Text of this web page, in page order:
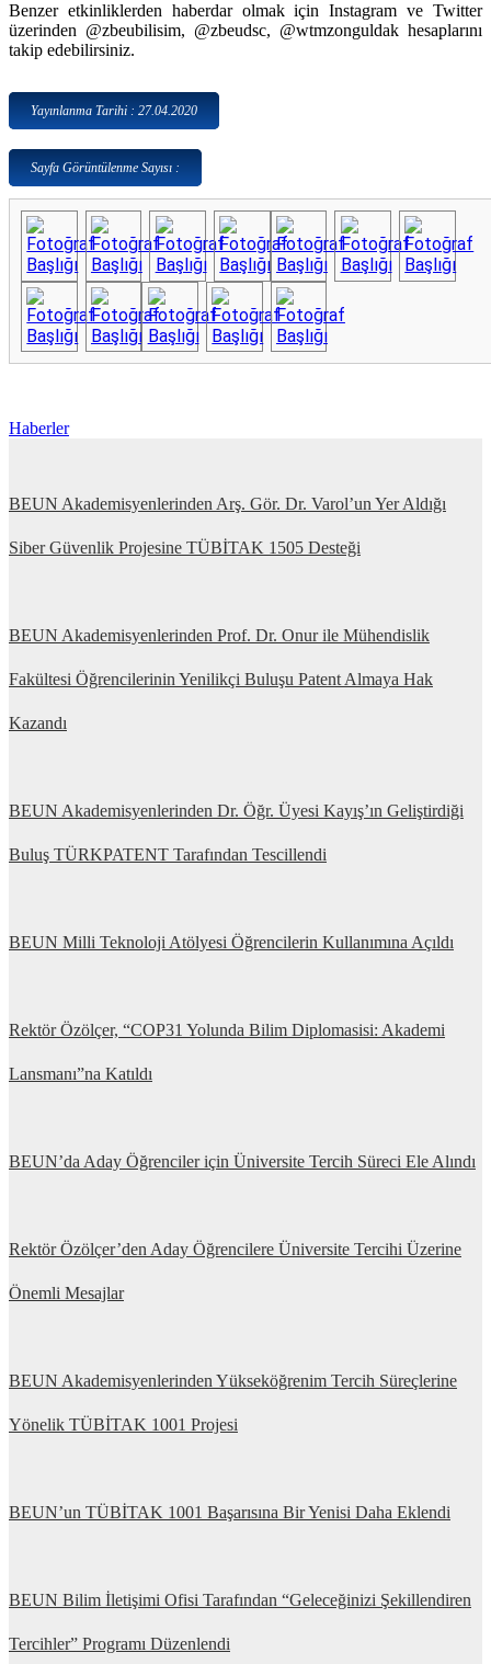
Benzer etkinliklerden haberdar olmak için Instagram ve Twitter
üzerinden @zbeubilisim, @zbeudsc, @wtmzonguldak hesaplarını
takip edebilirsiniz.
Yayınlanma Tarihi : 27.04.2020
Sayfa Görüntülenme Sayısı :
Haberler
BEUN Akademisyenlerinden Arş. Gör. Dr. Varol’un Yer Aldığı
Siber Güvenlik Projesine TÜBİTAK 1505 Desteği
BEUN Akademisyenlerinden Prof. Dr. Onur ile Mühendislik
Fakültesi Öğrencilerinin Yenilikçi Buluşu Patent Almaya Hak
Kazandı
BEUN Akademisyenlerinden Dr. Öğr. Üyesi Kayış’ın Geliştirdiği
Buluş TÜRKPATENT Tarafından Tescillendi
BEUN Milli Teknoloji Atölyesi Öğrencilerin Kullanımına Açıldı
Rektör Özölçer, “COP31 Yolunda Bilim Diplomasisi: Akademi
Lansmanı”na Katıldı
BEUN’da Aday Öğrenciler için Üniversite Tercih Süreci Ele Alındı
Rektör Özölçer’den Aday Öğrencilere Üniversite Tercihi Üzerine
Önemli Mesajlar
BEUN Akademisyenlerinden Yükseköğrenim Tercih Süreçlerine
Yönelik TÜBİTAK 1001 Projesi
BEUN’un TÜBİTAK 1001 Başarısına Bir Yenisi Daha Eklendi
BEUN Bilim İletişimi Ofisi Tarafından “Geleceğinizi Şekillendiren
Tercihler” Programı Düzenlendi